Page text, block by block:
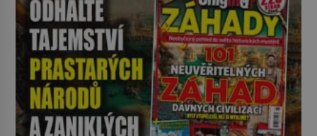
Kapitán John White (asi 1539–1593)
v srpnu 1587 naposledy zamává
své právě narozené vnučce a
vstoupí na palubu. Nechce […]